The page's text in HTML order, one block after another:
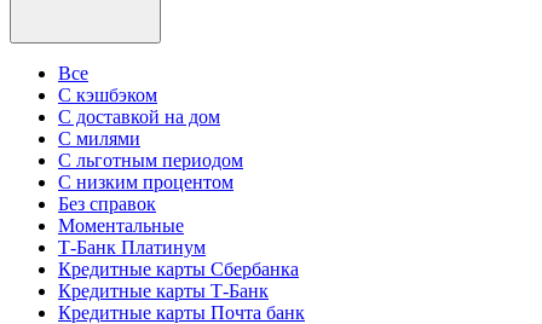
Все
С кэшбэком
С доставкой на дом
С милями
С льготным периодом
С низким процентом
Без справок
Моментальные
Т-Банк Платинум
Кредитные карты Сбербанка
Кредитные карты Т-Банк
Кредитные карты Почта банк